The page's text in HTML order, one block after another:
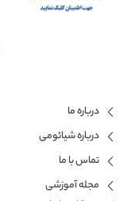
درباره ما
درباره شیائومی
تماس با ما
مجله آموزشی